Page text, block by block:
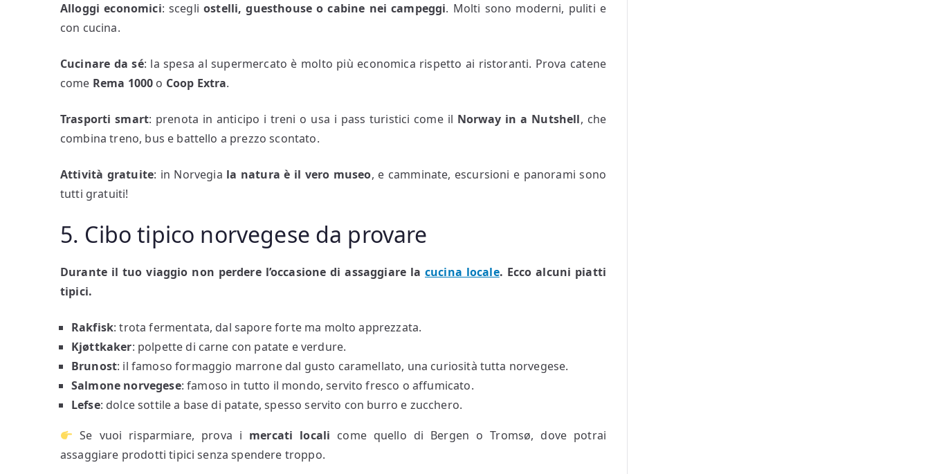
Alloggi economici: scegliostelli, guesthouse o cabine nei campeggi. Molti sono moderni, puliti e
con cucina.
Cucinare da sé: la spesa al supermercato è molto più economica rispetto ai ristoranti. Prova catene
come Rema 1000 o Coop Extra.
Trasporti smart: prenota in anticipo i treni o usa i pass turistici come il Norway in a Nutshell, che
combina treno, bus e battello a prezzo scontato.
Attività gratuite: in Norvegia la natura è il vero museo, e camminate, escursioni e panorami sono
tutti gratuiti!
5. Cibo tipico norvegese da provare
Durante il tuo viaggio non perdere l’occasione di assaggiare la cucina locale. Ecco alcuni piatti
tipici.
Rakfisk: trota fermentata, dal sapore forte ma molto apprezzata.
Kjøttkaker: polpette di carne con patate e verdure.
Brunost: il famoso formaggio marrone dal gusto caramellato, una curiosità tutta norvegese.
Salmone norvegese: famoso in tutto il mondo, servito fresco o affumicato.
Lefse: dolce sottile a base di patate, spesso servito con burro e zucchero.
Se vuoi risparmiare, prova i mercati locali come quello di Bergen o Tromsø, dove potrai
assaggiare prodotti tipici senza spendere troppo.